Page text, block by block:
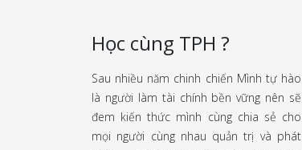
Học cùng TPH ?
Sau nhiều năm chinh chiến Mình tự hào
là người làm tài chính bền vững nên sẽ
đem kiến thức mình cùng chia sẻ cho
mọi người cùng nhau quản trị và phát